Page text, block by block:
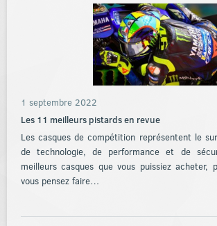
1 septembre 2022
Les 11 meilleurs pistards en revue
Les casques de compétition représentent le
de technologie, de performance et de
meilleurs casques que vous puissiez acheter,
vous pensez faire…